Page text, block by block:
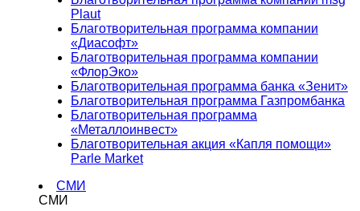
Plaut
Благотворительная программа компании
«Диасофт»
Благотворительная программа компании
«ФлорЭко»
Благотворительная программа банка «Зенит»
Благотворительная программа Газпромбанка
Благотворительная программа
«Металлоинвест»
Благотворительная акция «Капля помощи»
Parle Market
СМИ
СМИ